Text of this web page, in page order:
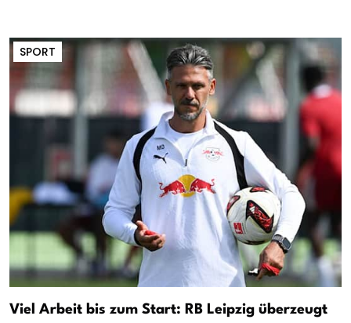
SPORT
Viel Arbeit bis zum Start: RB Leipzig überzeugt